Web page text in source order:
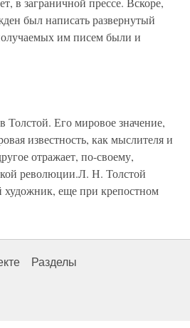
был написать развернутый
им писем были и
Его мировое значение,
известность, как мыслителя и
отражает, по-своему,
революции.Л. Н. Толстой
художник, еще при крепостном
Разделы